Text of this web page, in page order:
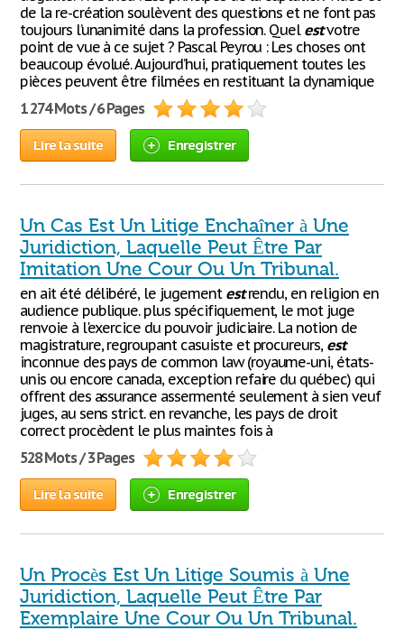
de la re-création soulèvent des questions et ne font pas
toujours l’unanimité dans la profession. Quel estvotre
point de vue à ce sujet ? Pascal Peyrou : Les choses ont
beaucoup évolué. Aujourd’hui, pratiquement toutes les
pièces peuvent être filmées en restituant la dynamique
1 274 Mots / 6 Pages
Lire la suite Enregistrer
Un Cas Est Un Litige Enchaîner à Une
Juridiction, Laquelle Peut Être Par
Imitation Une Cour Ou Un Tribunal.
en ait été délibéré, le jugement estrendu, en religion en
audience publique. plus spécifiquement, le mot juge
renvoie à l'exercice du pouvoir judiciaire. La notion de
magistrature, regroupant casuiste et procureurs, est
inconnue des pays de common law (royaume-uni, états-
unis ou encore canada, exception refaire du québec) qui
offrent des assurance assermenté seulement à sien veuf
juges, au sens strict. en revanche, les pays de droit
correct procèdent le plus maintes fois à
528 Mots / 3 Pages
Lire la suite Enregistrer
Un Procès Est Un Litige Soumis à Une
Juridiction, Laquelle Peut Être Par
Exemplaire Une Cour Ou Un Tribunal.